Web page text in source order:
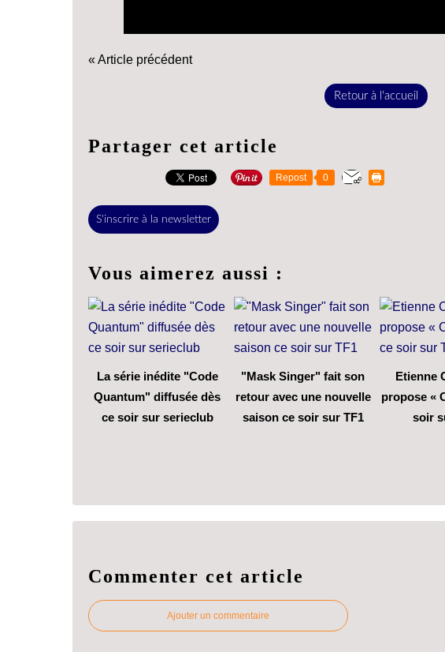
« Article précédent
Retour à l'accueil
Partager cet article
Repost 0
S'inscrire à la newsletter
Vous aimerez aussi :
La série inédite "Code
Quantum" diffusée dès
ce soir sur serieclub
"Mask Singer" fait son
retour avec une nouvelle
saison ce soir sur TF1
Etienne
propose «
soir
Commenter cet article
Ajouter un commentaire